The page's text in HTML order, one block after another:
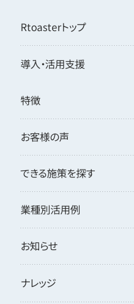
Rtoasterトップ
導入・活用支援
特徴
お客様の声
できる施策を探す
業種別活用例
お知らせ
ナレッジ